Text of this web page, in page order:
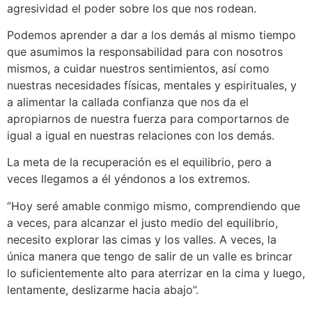
agresividad el poder sobre los que nos rodean.
Podemos aprender a dar a los demás al mismo tiempo
que asumimos la responsabilidad para con nosotros
mismos, a cuidar nuestros sentimientos, así como
nuestras necesidades físicas, mentales y espirituales, y
a alimentar la callada confianza que nos da el
apropiarnos de nuestra fuerza para comportarnos de
igual a igual en nuestras relaciones con los demás.
La meta de la recuperación es el equilibrio, pero a
veces llegamos a él yéndonos a los extremos.
“Hoy seré amable conmigo mismo, comprendiendo que
a veces, para alcanzar el justo medio del equilibrio,
necesito explorar las cimas y los valles. A veces, la
única manera que tengo de salir de un valle es brincar
lo suficientemente alto para aterrizar en la cima y luego,
lentamente, deslizarme hacia abajo”.